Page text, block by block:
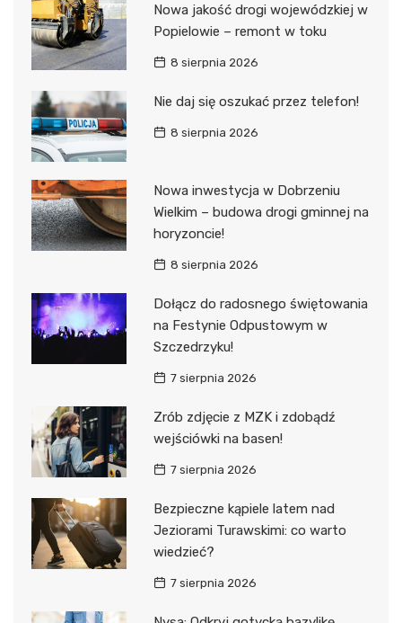
Nowa jakość drogi wojewódzkiej w
Popielowie – remont w toku
8 sierpnia 2026
Nie daj się oszukać przez telefon!
8 sierpnia 2026
Nowa inwestycja w Dobrzeniu
Wielkim – budowa drogi gminnej na
horyzoncie!
8 sierpnia 2026
Dołącz do radosnego świętowania
na Festynie Odpustowym w
Szczedrzyku!
7 sierpnia 2026
Zrób zdjęcie z MZK i zdobądź
wejściówki na basen!
7 sierpnia 2026
Bezpieczne kąpiele latem nad
Jeziorami Turawskimi: co warto
wiedzieć?
7 sierpnia 2026